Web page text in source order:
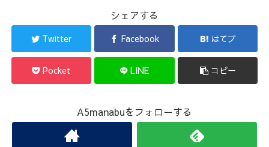
シェアする
Twitter Facebook はてブ
Pocket LINE コピー
A5manabuをフォローする